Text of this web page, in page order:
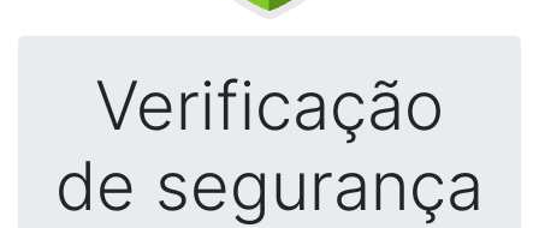
Verificação
de segurança